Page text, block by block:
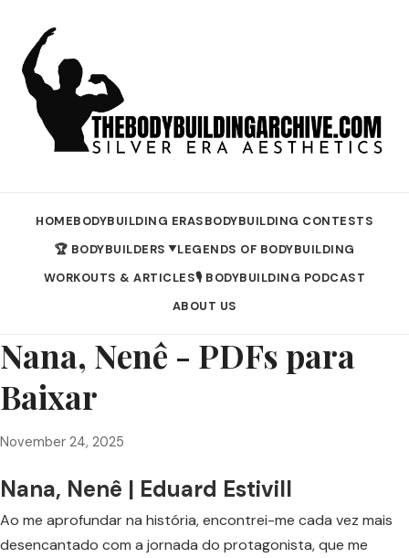
HOMEBODYBUILDING ERASBODYBUILDING CONTESTS
🏆 BODYBUILDERS ▼LEGENDS OF BODYBUILDING
WORKOUTS & ARTICLES🎙️ BODYBUILDING PODCAST
ABOUT US
Nana, Nenê - PDFs para
Baixar
November 24, 2025
Nana, Nenê | Eduard Estivill
Ao me aprofundar na história, encontrei-me cada vez mais
desencantado com a jornada do protagonista, que me